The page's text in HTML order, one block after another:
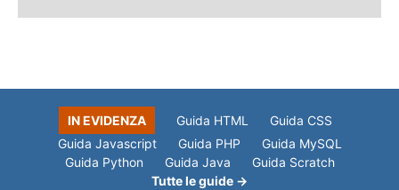
IN EVIDENZA Guida HTML
Guida CSS
Guida Javascript
Guida PHP
Guida MySQL
Guida Python
Guida Java
Guida Scratch
Tutte le guide →